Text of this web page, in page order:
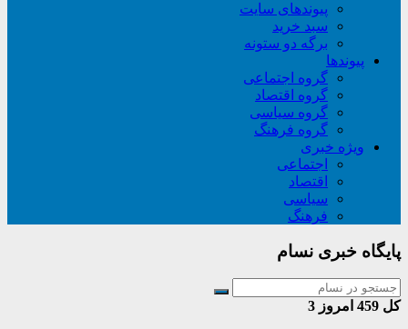
پیوندهای سایت
سبد خريد
برگه دو ستونه
پیوندها
گروه اجتماعی
گروه اقتصاد
گروه سیاسی
گروه فرهنگ
ویژه خبری
اجتماعی
اقتصاد
سیاسی
فرهنگ
پایگاه خبری نسام
کل امروز 3